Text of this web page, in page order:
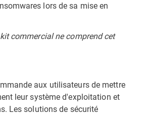
lors de sa mise en
commercial ne comprend cet
aux utilisateurs de mettre
leur système d'exploitation et
Les solutions de sécurité